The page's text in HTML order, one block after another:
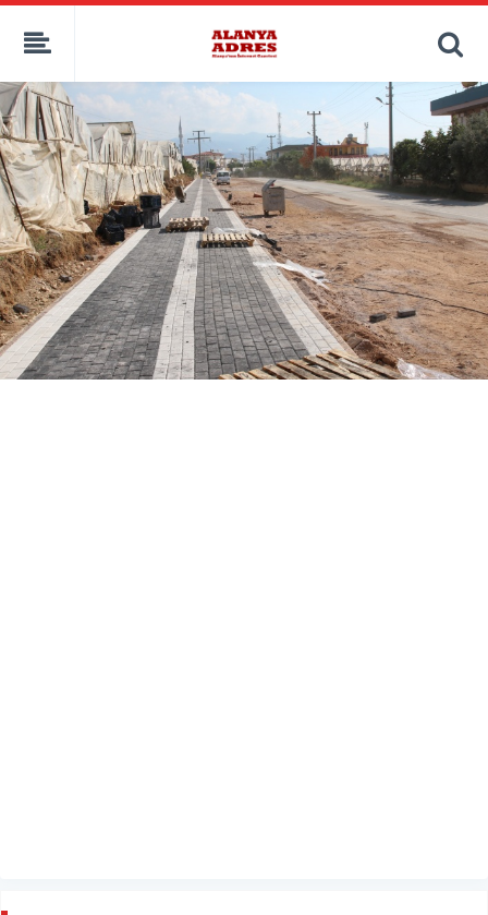
kaçak bahis
deneme bonusu
canlı bahis siteleri
deneme bonusu veren siteler
bahis siteleri
porno izle